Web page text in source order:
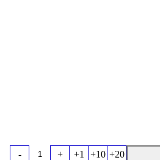
- + +1 +10 +20